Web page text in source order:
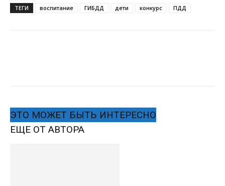
ТЕГИ воспитание ГИБДД дети конкурс ПДД
ЭТО МОЖЕТ БЫТЬ ИНТЕРЕСНО
ЕЩЕ ОТ АВТОРА